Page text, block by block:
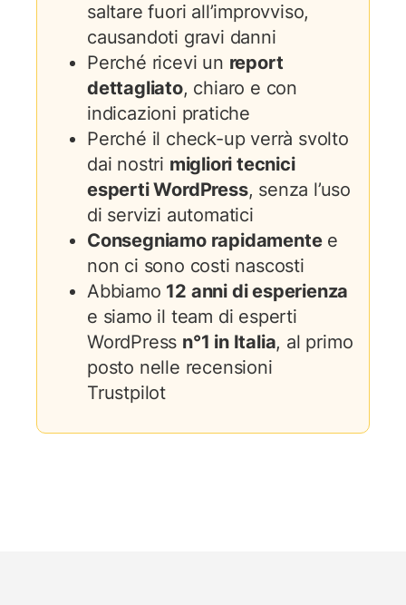
saltare fuori all’improvviso,
causandoti gravi danni
Perché ricevi un report
dettagliato, chiaro e con
indicazioni pratiche
Perché il check-up verrà svolto
dai nostri migliori tecnici
esperti WordPress, senza l’uso
di servizi automatici
Consegniamo rapidamentee
non ci sono costi nascosti
Abbiamo 12 anni di esperienza
e siamo il team di esperti
WordPress n°1 in Italia, al primo
posto nelle recensioni
Trustpilot